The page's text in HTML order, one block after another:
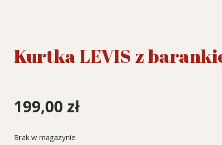
Kurtka LEVIS z
199,00 zł
Brak w magazynie